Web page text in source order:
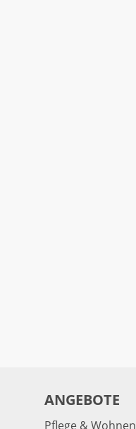
ANGEBOTE
Pflege & Wohnen